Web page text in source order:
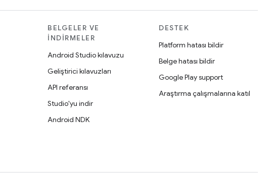
BELGELER VE
İNDIRMELER
Android Studio kılavuzu
Geliştirici kılavuzları
API referansı
Studio'yu indir
Android NDK
DESTEK
Platform hatası bildir
Belge hatası bildir
Google Play support
Araştırma çalışmalarına katıl